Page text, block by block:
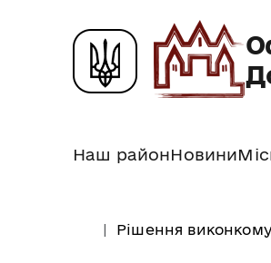
Наш районНовини
Рішення виконкому